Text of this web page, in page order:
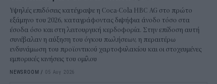
Υψηλές επιδόσεις κατέγραψε η Coca-Cola HBC AG στο πρώτο
εξάμηνο του 2026, καταγράφοντας διψήφια άνοδο τόσο στα
έσοδα όσο και στη λειτουργική κερδοφορία. Στην επίδοση αυτή
συνέβαλαν η αύξηση του όγκου πωλήσεων, η περαιτέρω
ενδυνάμωση του προϊοντικού χαρτοφυλακίου και οι στοχευμένες
εμπορικές κινήσεις του ομίλου
NEWSROOM / 05 Αυγ 2026